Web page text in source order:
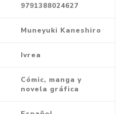
9791388024627
Muneyuki Kaneshiro
Ivrea
Cómic, manga y
novela gráfica